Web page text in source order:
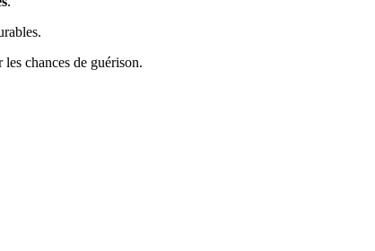
chances de guérison.